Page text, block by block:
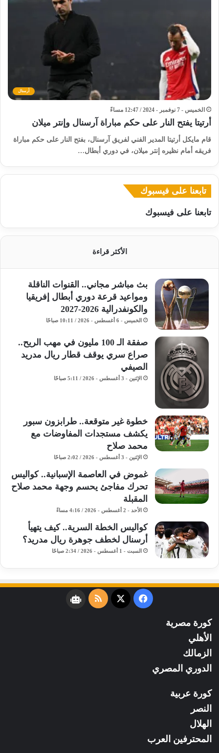
أرسنال
الخميس - 7 نوفمبر - 2024 / 12:47 مساءً
أرتيتا يفتح النار على حكم مباراة آرسنال وإنتر ميلان
قام مايكل أرتيتا المدير الفني لفريق آرسنال، بفتح النار على حكم مباراة
فريقه أمام نظيره إنتر ميلان، في دوري أبطال…
تابعنا على فيسبوك
تابعنا على فيسبوك
الأكثر قراءة
بث مباشر مجاني.. القنوات الناقلة
ومواعيد قرعة دوري أبطال إفريقيا
والكونفدرالية 2026-2027
الخميس - 6 أغسطس - 2026 / 10:11 صباحًا
صفقة الـ 100 مليون في مهب الريح..
صراع سري يوقف قطار ريال مدريد
الصيفي
الإثنين - 3 أغسطس - 2026 / 5:11 صباحًا
خطوة غير متوقعة.. طرابزون سبور
يكشف مستجدات المفاوضات مع
محمد صلاح
الإثنين - 3 أغسطس - 2026 / 2:02 صباحًا
غموض في العاصمة الإسبانية.. كواليس
تحرك مفاجئ يحسم وجهة محمد صلاح
المقبلة
الأحد - 2 أغسطس - 2026 / 4:16 مساءً
كواليس الخطة السرية.. كيف يتهيأ
أرسنال لخطف جوهرة ريال مدريد؟
السبت - 1 أغسطس - 2026 / 2:34 صباحًا
فيسبوك
‫X
ملخصنبض
كورة مصرية
الأهلي
الزمالك
الدوري المصري
كورة عربية
النصر
الهلال
المحترفين العرب